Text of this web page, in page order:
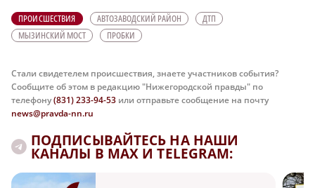
ПРОИСШЕСТВИЯ АВТОЗАВОДСКИЙ РАЙОН
ДТП
МЫЗИНСКИЙ МОСТ
ПРОБКИ
Стали свидетелем происшествия, знаете участников события?
Сообщите об этом в редакцию "Нижегородской правды" по
телефону(831) 233-94-53 или отправьте сообщение на почту
news@pravda-nn.ru
ПОДПИСЫВАЙТЕСЬ НА НАШИ
КАНАЛЫ В MAX И TELEGRAM: